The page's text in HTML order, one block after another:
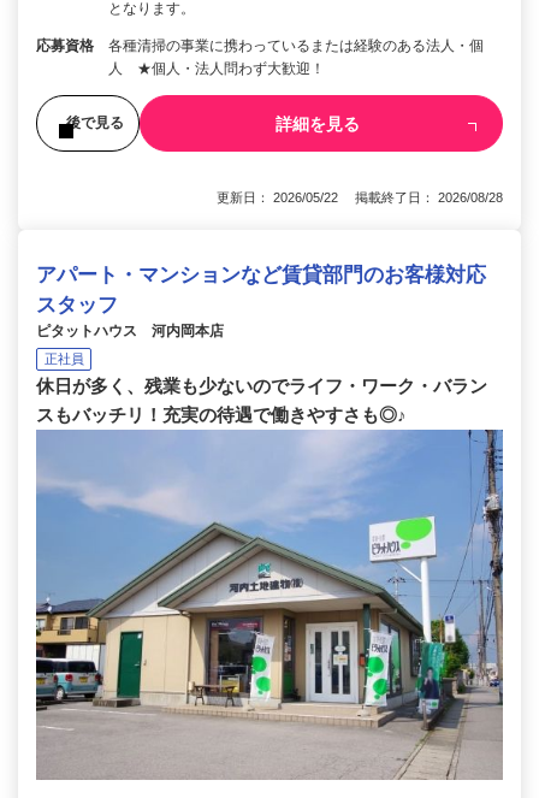
となります。
応募資格
各種清掃の事業に携わっているまたは経験のある法人・個
人 ★個人・法人問わず大歓迎！
後で見る 詳細を見る
更新日： 2026/05/22 掲載終了日： 2026/08/28
アパート・マンションなど賃貸部門のお客様対応
スタッフ
ピタットハウス 河内岡本店
正社員
休日が多く、残業も少ないのでライフ・ワーク・バラン
スもバッチリ！充実の待遇で働きやすさも◎♪